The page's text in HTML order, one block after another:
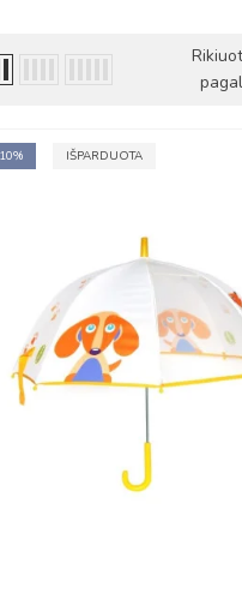
IŠPARDUOTA